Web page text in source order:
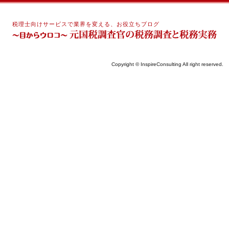
税理士向けサービスで業界を変える、お役立ちブログ
Copyright © InspireConsulting All right reserved.